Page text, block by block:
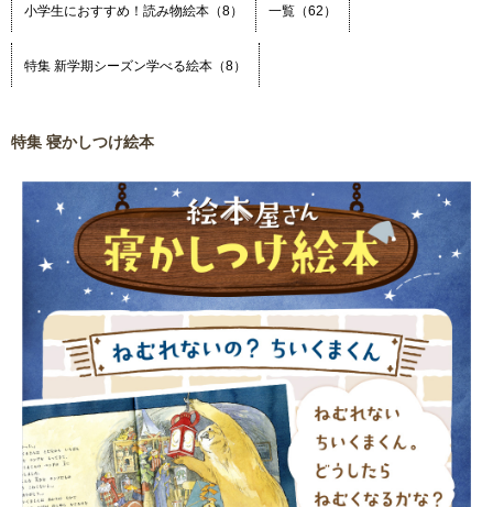
小学生におすすめ！読み物絵本（8） 一覧（62）
特集 新学期シーズン学べる絵本（8）
特集 寝かしつけ絵本